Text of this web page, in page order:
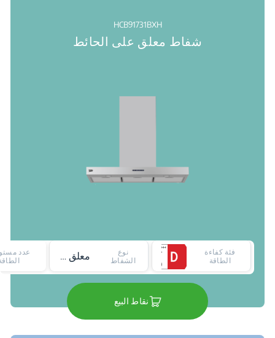
HCB91731BXH
شفاط معلق على الحائط
فئة كفاءة
الطاقة
نوع
الشفاط
معلق على الحائط
عدد
نقاط البيع